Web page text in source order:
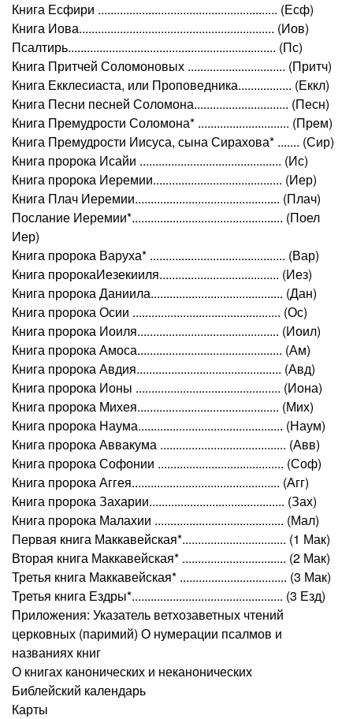
Книга Есфири ......................................................... (Есф)
Книга Иова.............................................................. (Иов)
Псалтирь.................................................................. (Пс)
Книга Притчей Соломоновых ............................... (Притч)
Книга Екклесиаста, или Проповедника................. (Еккл)
Книга Песни песней Соломона.............................. (Песн)
Книга Премудрости Соломона* ............................. (Прем)
Книга Премудрости Иисуса, сына Сирахова* ....... (Сир)
Книга пророка Исайи ............................................. (Ис)
Книга пророка Иеремии......................................... (Иер)
Книга Плач Иеремии.............................................. (Плач)
Послание Иеремии*................................................ (Поел
Иер)
Книга пророка Варуха* ........................................... (Вар)
Книга пророкаИезекииля...................................... (Иез)
Книга пророка Даниила.......................................... (Дан)
Книга пророка Осии ............................................... (Ос)
Книга пророка Иоиля............................................. (Иоил)
Книга пророка Амоса.............................................. (Ам)
Книга пророка Авдия.............................................. (Авд)
Книга пророка Ионы .............................................. (Иона)
Книга пророка Михея............................................. (Мих)
Книга пророка Наума.............................................. (Наум)
Книга пророка Аввакума ........................................ (Авв)
Книга пророка Софонии ........................................ (Соф)
Книга пророка Аггея............................................... (Агг)
Книга пророка Захарии........................................... (Зах)
Книга пророка Малахии ......................................... (Мал)
Первая книга Маккавейская*................................. (1 Мак)
Вторая книга Маккавейская* ................................. (2 Мак)
Третья книга Маккавейская* .................................. (3 Мак)
Третья книга Ездры*................................................ (3 Езд)
Приложения: Указатель ветхозаветных чтений
церковных (паримий) О нумерации псалмов и
названиях книг
О книгах канонических и неканонических
Библейский календарь
Карты